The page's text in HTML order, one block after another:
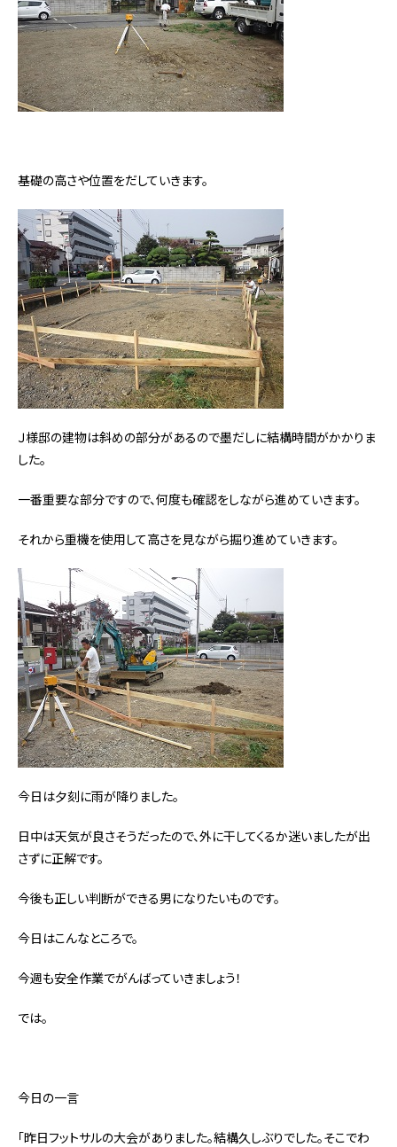
基礎の高さや位置をだしていきます。
Ｊ様邸の建物は斜めの部分があるので墨だしに結構時間がかかりま
した。
一番重要な部分ですので、何度も確認をしながら進めていきます。
それから重機を使用して高さを見ながら掘り進めていきます。
今日は夕刻に雨が降りました。
日中は天気が良さそうだったので、外に干してくるか迷いましたが出
さずに正解です。
今後も正しい判断ができる男になりたいものです。
今日はこんなところで。
今週も安全作業でがんばっていきましょう！
では。
今日の一言
「昨日フットサルの大会がありました。結構久しぶりでした。そこでわ